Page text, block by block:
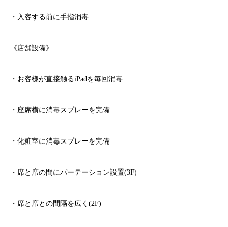
・入客する前に手指消毒
《店舗設備》
・お客様が直接触るiPadを毎回消毒
・座席横に消毒スプレーを完備
・化粧室に消毒スプレーを完備
・席と席の間にパーテーション設置(3F)
・席と席との間隔を広く (2F)